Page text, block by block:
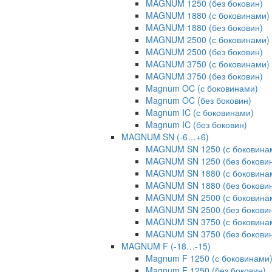
MAGNUM 1250 (без боковин)
MAGNUM 1880 (с боковинами)
MAGNUM 1880 (без боковин)
MAGNUM 2500 (с боковинами)
MAGNUM 2500 (без боковин)
MAGNUM 3750 (с боковинами)
MAGNUM 3750 (без боковин)
Magnum OC (с боковинами)
Magnum OC (без боковин)
Magnum IC (с боковинами)
Magnum IC (без боковин)
MAGNUM SN (-6…+6)
MAGNUM SN 1250 (с
MAGNUM SN 1250 (без
MAGNUM SN 1880 (с
MAGNUM SN 1880 (без
MAGNUM SN 2500 (с
MAGNUM SN 2500 (без
MAGNUM SN 3750 (с
MAGNUM SN 3750 (без
MAGNUM F (-18…-15)
Magnum F 1250 (с боковинами)